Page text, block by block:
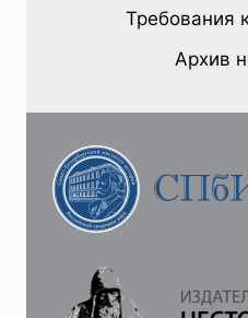
XVII
Требования
Архив